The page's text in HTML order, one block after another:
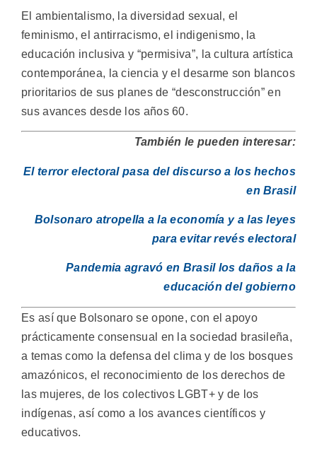
El ambientalismo, la diversidad sexual, el
feminismo, el antirracismo, el indigenismo, la
educación inclusiva y “permisiva”, la cultura artística
contemporánea, la ciencia y el desarme son blancos
prioritarios de sus planes de “desconstrucción” en
sus avances desde los años 60.
También le pueden interesar:
El terror electoral pasa del discurso a los hechos
en Brasil
Bolsonaro atropella a la economía y a las leyes
para evitar revés electoral
Pandemia agravó en Brasil los daños a la
educación del gobierno
Es así que Bolsonaro se opone, con el apoyo
prácticamente consensual en la sociedad brasileña,
a temas como la defensa del clima y de los bosques
amazónicos, el reconocimiento de los derechos de
las mujeres, de los colectivos LGBT+ y de los
indígenas, así como a los avances científicos y
educativos.